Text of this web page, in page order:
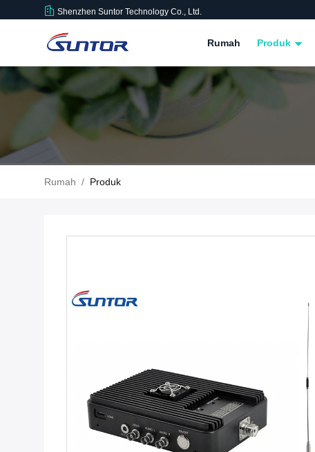
Shenzhen Suntor Technology Co., Ltd.
Rumah Produk
Rumah / Produk